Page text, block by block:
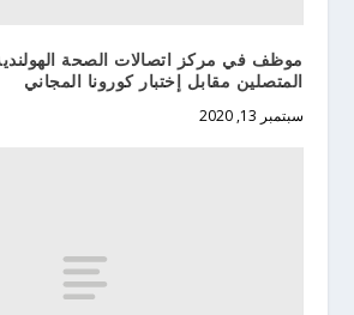
موظف في مركز اتصالات الصحة
المتصلين مقابل إختبار كورونا المجاني
سبتمبر 13, 2020